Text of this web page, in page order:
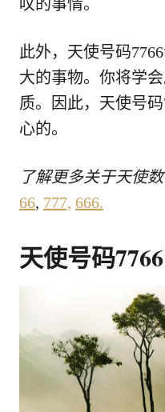
叹的事情。
此外，天使号码
大的事物。你将学
质。因此，天使号
心的。
了解更多关于天使数
66, 777, 666.
天使号码